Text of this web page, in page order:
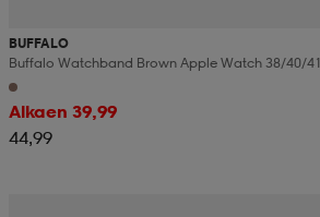
BUFFALO
Buffalo Watchband Brown Apple Watch 38/40/41
Alkaen 39,99
44,99